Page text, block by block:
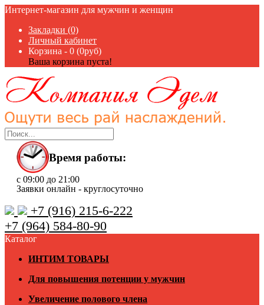
Интернет-магазин для мужчин и женщин
Закладки (0)
Личный кабинет
Корзина - 0 (0руб)
Ваша корзина пуста!
Время работы:
с 09:00 до 21:00
Заявки онлайн - круглосуточно
+7 (916) 215-6-222
+7 (964) 584-80-90
Каталог
ИНТИМ ТОВАРЫ
Для повышения потенции у мужчин
Увеличение полового члена